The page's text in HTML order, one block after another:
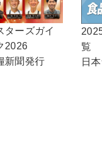
ターズガイ
2026
新聞発行
覧
日